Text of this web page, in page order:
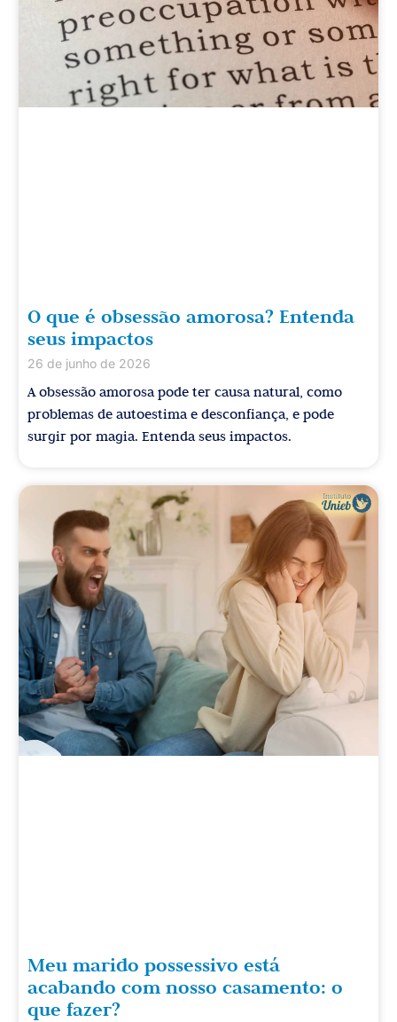
O que é obsessão amorosa? Entenda
seus impactos
26 de junho de 2026
A obsessão amorosa pode ter causa natural, como
problemas de autoestima e desconfiança, e pode
surgir por magia. Entenda seus impactos.
Meu marido possessivo está
acabando com nosso casamento: o
que fazer?